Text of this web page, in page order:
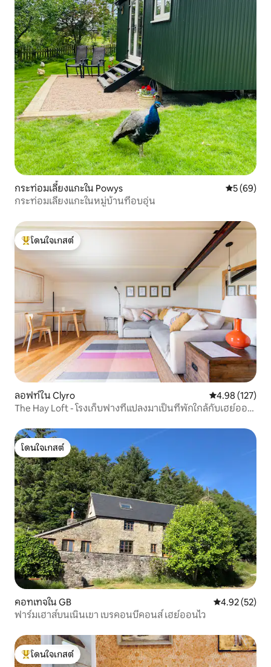
กระท่อมเลี้ยงแกะใน Powys คะแนนเฉลี่
5 (69)
กระท่อมเลี้ยงแกะในหมู่บ้านที่อบอุ่น
โดนใจเกสต์ที่สุด
โดนใจเกสต์
ลอฟท์ใน Clyro คะแนนเฉลี่ย
4.98 (127)
The Hay Loft - โรงเก็บฟางที่แปลงมาเป็นที่พักใกล้กับเฮย์ออน
โดนใจเกสต์
โดนใจเกสต์
คอทเทจใน GB คะแนนเฉลี่ย
4.92 (52)
ฟาร์มเฮาส์บนเนินเขา เบรคอนบีคอนส์ เฮย์ออนไว
โดนใจเกสต์ที่สุด
โดนใจเกสต์